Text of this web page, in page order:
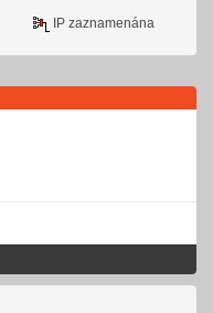
IP zaznamenána